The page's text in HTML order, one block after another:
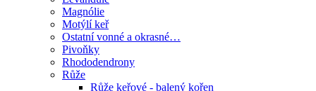
Magnólie
Motýlí keř
Ostatní vonné a okrasné…
Pivoňky
Rhododendrony
Růže
Růže keřové - balený kořen